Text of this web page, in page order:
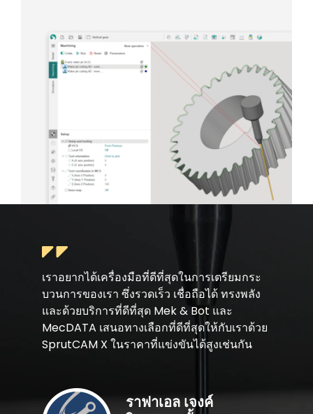
เราอยากได้เครื่องมือที่ดีที่สุดในการเตรียมกระ
บวนการของเรา ซึ่งรวดเร็ว เชื่อถือได้ ทรงพลัง
และด้วยบริการที่ดีที่สุด Mek & Bot และ
MecDATA เสนอทางเลือกที่ดีที่สุดให้กับเราด้วย
SprutCAM X ในราคาที่แข่งขันได้สูงเช่นกัน
ราฟาเอล เจงค์